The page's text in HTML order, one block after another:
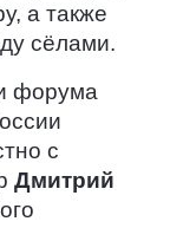
а также
сёлами.
форума
с
Дмитрий